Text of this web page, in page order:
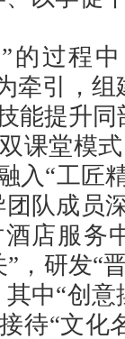
的过程
牵引，
能提升
课堂模
入“工匠
团队成员
店服务
，研发“
中“创
待“文化